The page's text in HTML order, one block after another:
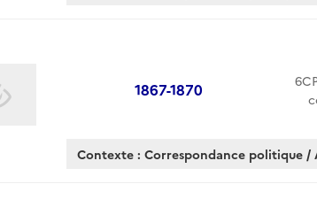
1867-1870
Contexte : Correspondance politique /